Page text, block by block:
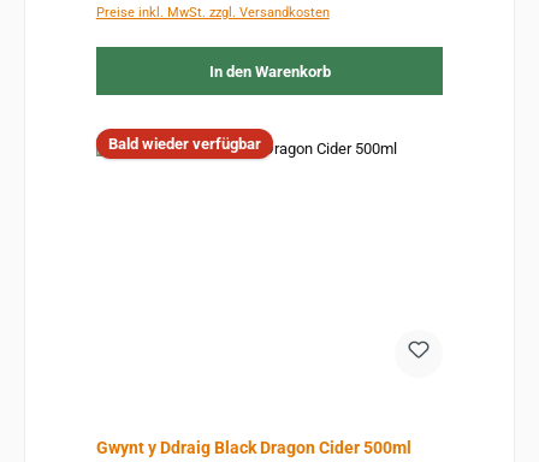
Preise inkl. MwSt. zzgl. Versandkosten
In den Warenkorb
Bald wieder verfügbar
Gwynt y Ddraig Black Dragon Cider 500ml